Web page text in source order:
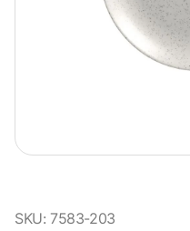
SKU: 7583-203